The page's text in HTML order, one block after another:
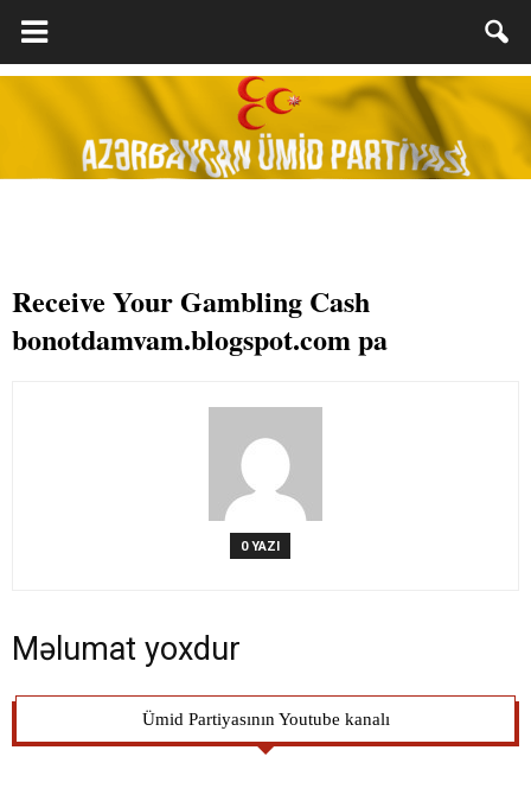
Receive Your Gambling Cash
bonotdamvam.blogspot.com pa
0 YAZI
Məlumat yoxdur
Ümid Partiyasının Youtube kanalı